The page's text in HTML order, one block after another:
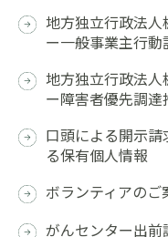
地方独立行政法
ー一般事業主行動
地方独立行政法
ー障害者優先調達
口頭による開示
る保有個人情報
ボランティアのご
がんセンター出前